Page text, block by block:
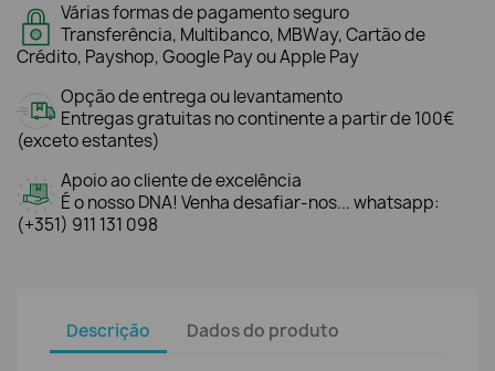
Várias formas de pagamento seguro
Transferência, Multibanco, MBWay, Cartão de
Crédito, Payshop, Google Pay ou Apple Pay
Opção de entrega ou levantamento
Entregas gratuitas no continente a partir de 100€
(exceto estantes)
Apoio ao cliente de excelência
É o nosso DNA! Venha desafiar-nos... whatsapp:
(+351) 911 131 098
Descrição Dados do produto